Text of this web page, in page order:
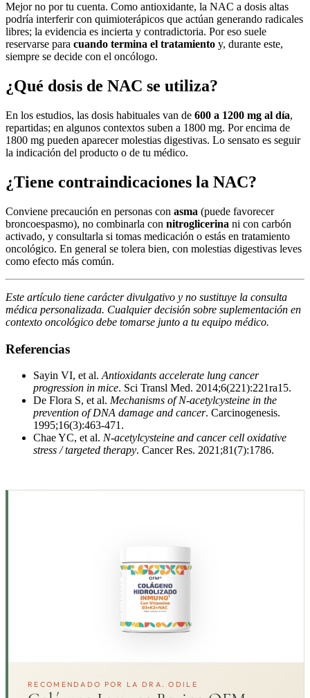
Mejor no por tu cuenta. Como antioxidante, la NAC a dosis altas
podría interferir con quimioterápicos que actúan generando radicales
libres; la evidencia es incierta y contradictoria. Por eso suele
reservarse para cuando termina el tratamiento y, durante este,
siempre se decide con el oncólogo.
¿Qué dosis de NAC se utiliza?
En los estudios, las dosis habituales van de 600 a 1200 mg al día,
repartidas; en algunos contextos suben a 1800 mg. Por encima de
1800 mg pueden aparecer molestias digestivas. Lo sensato es seguir
la indicación del producto o de tu médico.
¿Tiene contraindicaciones la NAC?
Conviene precaución en personas con asma (puede favorecer
broncoespasmo), no combinarla con nitroglicerina ni con carbón
activado, y consultarla si tomas medicación o estás en tratamiento
oncológico. En general se tolera bien, con molestias digestivas leves
como efecto más común.
Este artículo tiene carácter divulgativo y no sustituye la consulta
médica personalizada. Cualquier decisión sobre suplementación en
contexto oncológico debe tomarse junto a tu equipo médico.
Referencias
Sayin VI, et al.Antioxidants accelerate lung cancer
progression in mice. Sci Transl Med. 2014;6(221):221ra15.
De Flora S, et al. Mechanisms of N-acetylcysteine in the
prevention of DNA damage and cancer. Carcinogenesis.
1995;16(3):463-471.
Chae YC, et al. N-acetylcysteine and cancer cell oxidative
stress / targeted therapy. Cancer Res. 2021;81(7):1786.
RECOMENDADO POR LA DRA. ODILE